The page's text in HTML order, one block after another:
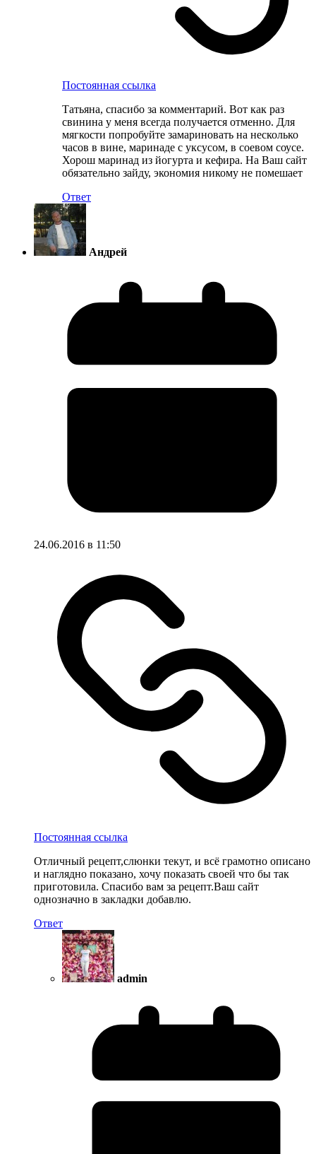
Постоянная ссылка
Татьяна, спасибо за комментарий. Вот как раз
свинина у меня всегда получается отменно. Для
мягкости попробуйте замариновать на несколько
часов в вине, маринаде с уксусом, в соевом соусе.
Хорош маринад из йогурта и кефира. На Ваш сайт
обязательно зайду, экономия никому не помешает
Ответ
Андрей
24.06.2016 в 11:50
Постоянная ссылка
Отличный рецепт,слюнки текут, и всё грамотно описано
и наглядно показано, хочу показать своей что бы так
приготовила. Спасибо вам за рецепт.Ваш сайт
однозначно в закладки добавлю.
Ответ
admin